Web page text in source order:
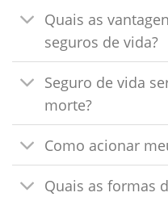
Quais as
seguros de vida?
Seguro de vida
morte?
Como acionar
Quais as formas